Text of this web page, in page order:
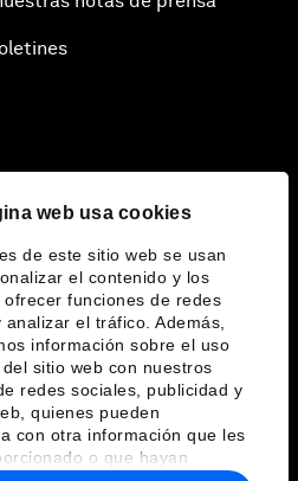
web usa cookies
de este sitio web se usan
el contenido y los
ofrecer funciones de redes
analizar el tráfico. Además,
información sobre el uso
sitio web con nuestros
redes sociales, publicidad y
quienes pueden
con otra información que les
o que hayan